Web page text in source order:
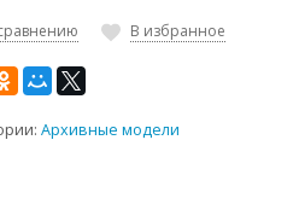
В избранное
Архивные модели